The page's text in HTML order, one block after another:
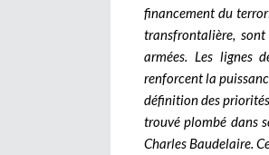
financement du
transfrontalière,
armées. Les lignes
renforcent la
définition des
trouvé plombé dans
Charles Baudelaire.